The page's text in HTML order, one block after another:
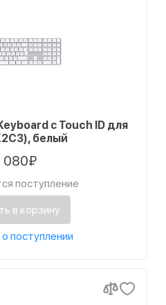
с Touch ID для
белый
080₽
поступление
в корзину
поступлении